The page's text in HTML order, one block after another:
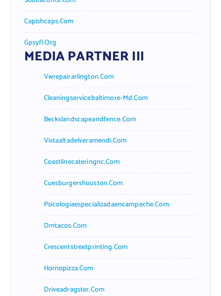
Capishcaps.com
Gpsyfl.org
MEDIA PARTNER III
Vwrepairarlington.com
Cleaningservicebaltimore-Md.com
Beckslandscapeandfence.com
Vistaaltadelveramendi.com
Coastlinecateringnc.com
Cuesburgershouston.com
Psicologiaespecializadaencampeche.com
Dmtacos.com
Crescentstreetprinting.com
Hornopizza.com
Driveadragster.com